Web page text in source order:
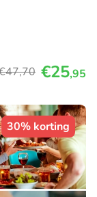
,70 €25,95
30% korting